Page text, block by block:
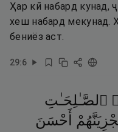
Ҳар кӣ набард кунад,
хеш набард мекунад.
бениёз аст.
29:6
ٱلصَّـٰلِحَـٰتِ
أَحْسَنَ